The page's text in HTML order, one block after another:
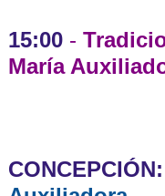
15:00 -
María
CONCEPCIÓN: